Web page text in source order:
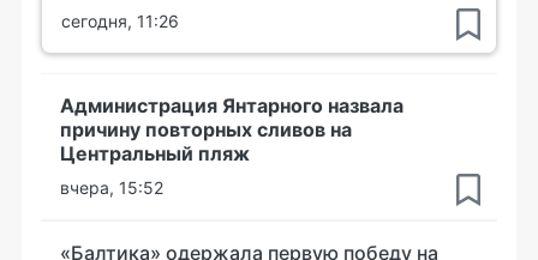
сегодня, 11:26
Администрация Янтарного назвала
причину повторных сливов на
Центральный пляж
вчера, 15:52
«Балтика» одержала первую победу на